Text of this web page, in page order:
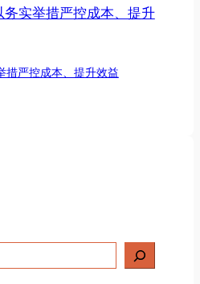
措严控成本、提升效益